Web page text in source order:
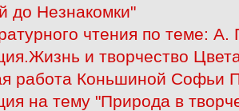
до Незнакомки"
чтения по теме:
и творчество
работа Коньшиной Софьи
на тему "Природа в